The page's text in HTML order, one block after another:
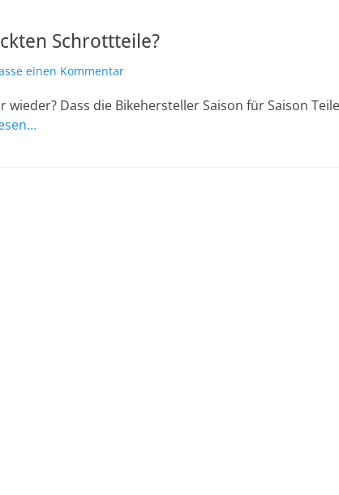
Schrottteile?
einen Kommentar
Dass die Bikehersteller Saison für Saison